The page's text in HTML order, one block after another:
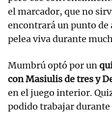
el marcador, que no
encontrará un punto de
pelea viva durante
Mumbrú optó por un
con Masiulis de tres y
en el juego interior.
podido trabajar durante